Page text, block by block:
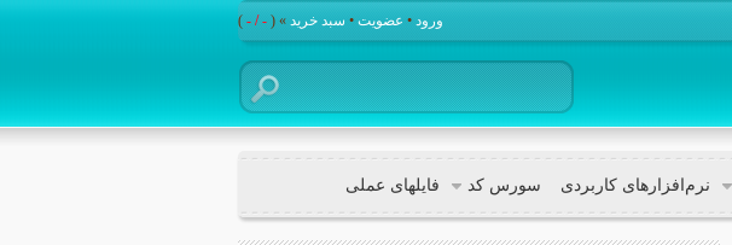
ورود • عضویت • سبد خرید » (
- / -
)
نرم‌افزار‌های کاربردی سورس کد فایلهای عملی